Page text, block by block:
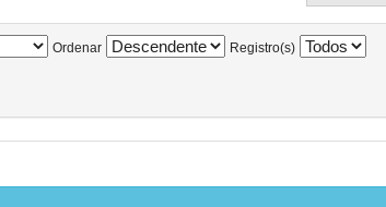
Ordenar Registro(s)